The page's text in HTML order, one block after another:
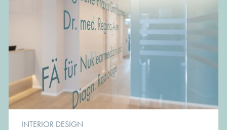
INTERIOR DESIGN